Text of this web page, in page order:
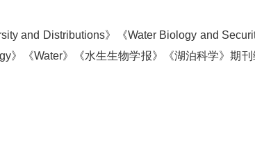
and Distributions》《Water Biology and
》《Water》《水生生物学报》《湖泊科学》期